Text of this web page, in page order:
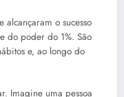
alcançaram o sucesso
do poder do 1%. São
e, ao longo do
Imagine uma pessoa